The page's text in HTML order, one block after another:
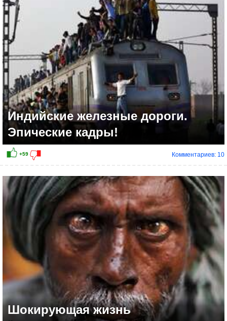
Индийские железные дороги.
Эпические кадры!
Комментариев: 10
Шокирующая жизнь